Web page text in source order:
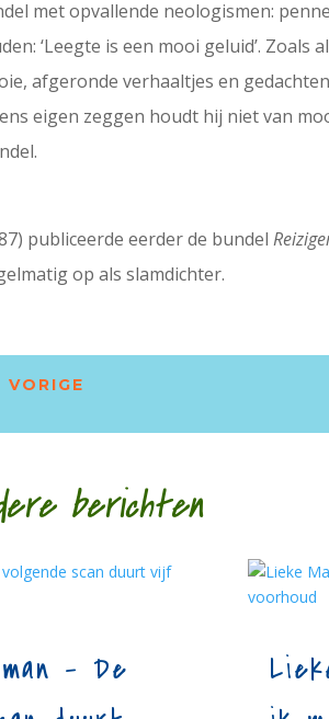
met opvallende neologismen:
‘Leegte is een mooi geluid’.
afgeronde verhaaltjes en
eigen zeggen houdt hij niet van
publiceerde eerder de bundel
op als slamdichter.
VORIGE
berichten
– De